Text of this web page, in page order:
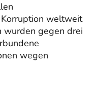
weltweit
wurden gegen drei
wegen